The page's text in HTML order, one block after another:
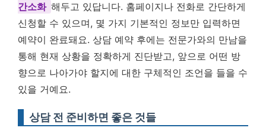
간소화 해두고 있답니다. 홈페이지나 전화로 간단하게
신청할 수 있으며, 몇 가지 기본적인 정보만 입력하면
예약이 완료돼요. 상담 예약 후에는 전문가와의 만남을
통해 현재 상황을 정확하게 진단받고, 앞으로 어떤 방
향으로 나아가야 할지에 대한 구체적인 조언을 들을 수
있을 거예요.
상담 전 준비하면 좋은 것들